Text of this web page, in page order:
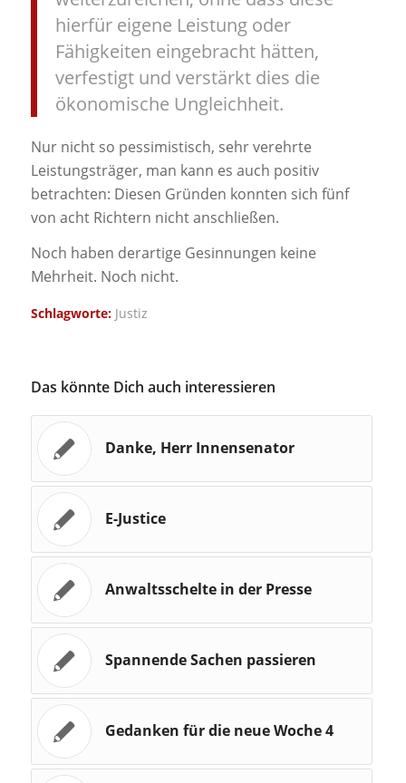
hierfür eigene Leistung oder
Fähigkeiten eingebracht hätten,
verfestigt und verstärkt dies die
ökonomische Ungleichheit.
Nur nicht so pessimistisch, sehr verehrte
Leistungsträger, man kann es auch positiv
betrachten: Diesen Gründen konnten sich fünf
von acht Richtern nicht anschließen.
Noch haben derartige Gesinnungen keine
Mehrheit. Noch nicht.
Schlagworte: Justiz
Das könnte Dich auch interessieren
Danke, Herr Innensenator
E-Justice
Anwaltsschelte in der Presse
Spannende Sachen passieren
Gedanken für die neue Woche 4